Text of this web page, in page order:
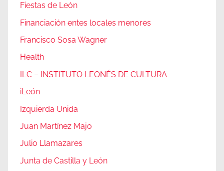
Fiestas de León
Financiación entes locales menores
Francisco Sosa Wagner
Health
ILC – INSTITUTO LEONÉS DE CULTURA
iLeón
Izquierda Unida
Juan Martínez Majo
Julio Llamazares
Junta de Castilla y León